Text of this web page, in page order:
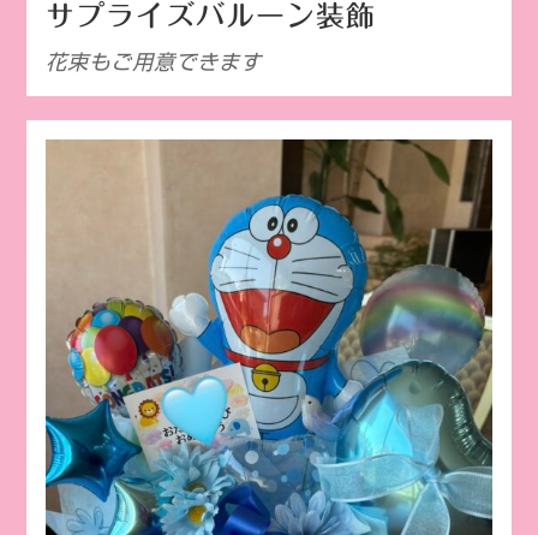
サプライズバルーン装飾
花束もご用意できます